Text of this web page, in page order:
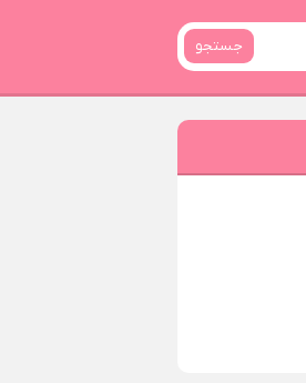
جستجو